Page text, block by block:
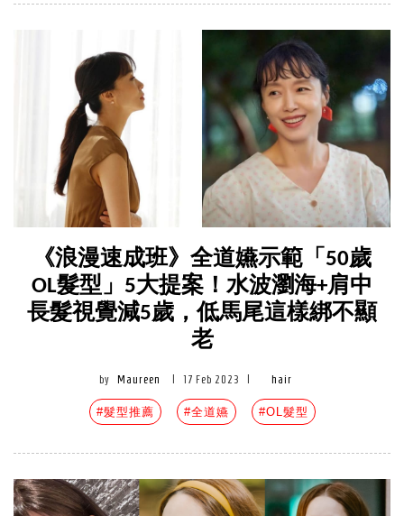
《浪漫速成班》全道嬿示範「50歲
OL髮型」5大提案！水波瀏海+肩中
長髮視覺減5歲，低馬尾這樣綁不顯
老
by Maureen 17 Feb 2023 hair
#髮型推薦 #全道嬿 #OL髮型